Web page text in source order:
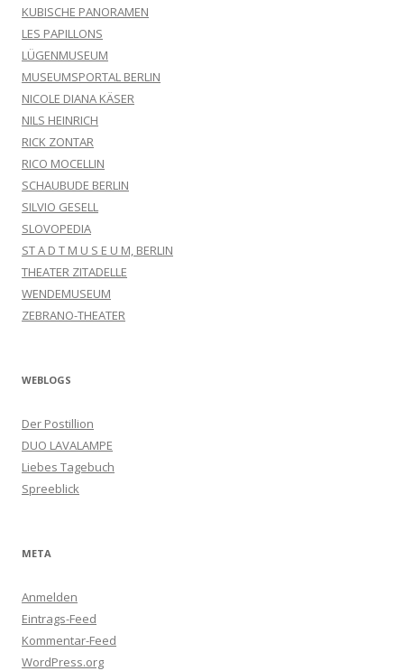
KUBISCHE PANORAMEN
LES PAPILLONS
LÜGENMUSEUM
MUSEUMSPORTAL BERLIN
NICOLE DIANA KÄSER
NILS HEINRICH
RICK ZONTAR
RICO MOCELLIN
SCHAUBUDE BERLIN
SILVIO GESELL
SLOVOPEDIA
ST A D T M U S E U M, BERLIN
THEATER ZITADELLE
WENDEMUSEUM
ZEBRANO-THEATER
WEBLOGS
Der Postillion
DUO LAVALAMPE
Liebes Tagebuch
Spreeblick
META
Anmelden
Eintrags-Feed
Kommentar-Feed
WordPress.org